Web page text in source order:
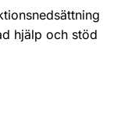
hjälp och stöd